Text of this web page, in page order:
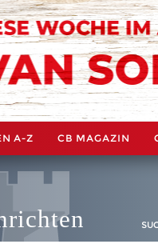
A-Z CB MAGAZIN